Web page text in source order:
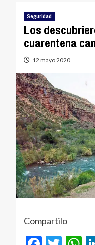
Seguridad
Los
cuarentena
12 mayo 2020
Compartilo